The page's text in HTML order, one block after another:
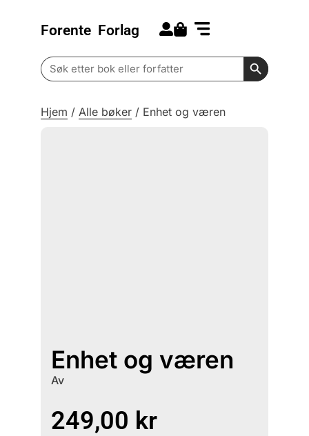
Forente Forlag
Search
for:
Search
Hjem / Alle bøker / Enhet og væren
Enhet og væren
Av
249,00 kr